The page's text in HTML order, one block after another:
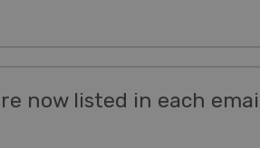
now listed in each